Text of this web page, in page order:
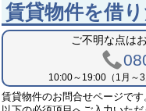
賃貸物件を借
ご不明な点は
10:00～19:00（1月～
賃貸物件のお問合せページです